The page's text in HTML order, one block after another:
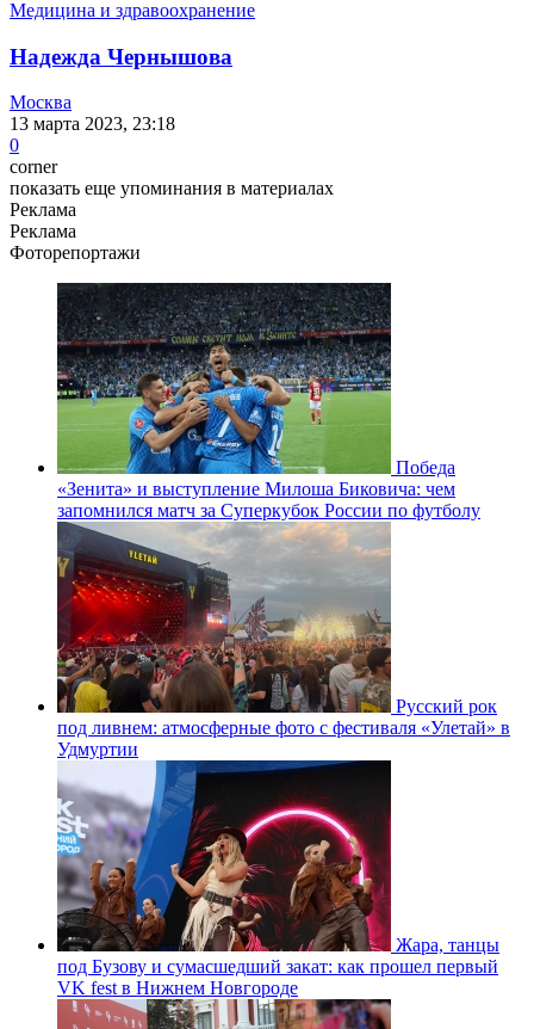
Медицина и здравоохранение
Надежда Чернышова
Москва
13 марта 2023, 23:18
0
corner
показать еще упоминания в материалах
Реклама
Реклама
Фоторепортажи
Победа
«Зенита» и выступление Милоша Биковича: чем
запомнился матч за Суперкубок России по футболу
Русский рок
под ливнем: атмосферные фото с фестиваля «Улетай» в
Удмуртии
Жара, танцы
под Бузову и сумасшедший закат: как прошел первый
VK fest в Нижнем Новгороде